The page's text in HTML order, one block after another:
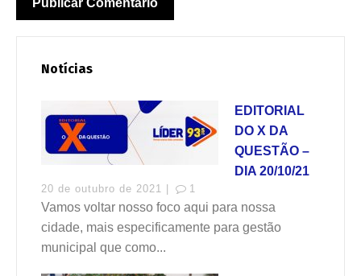
Notícias
EDITORIAL
DO X DA
QUESTÃO –
DIA 20/10/21
20 de outubro de 2021 | 1
Vamos voltar nosso foco aqui para nossa
cidade, mais especificamente para gestão
municipal que como...